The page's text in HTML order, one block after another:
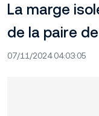
La marge
de la paire
07/11/2024 04:03:05